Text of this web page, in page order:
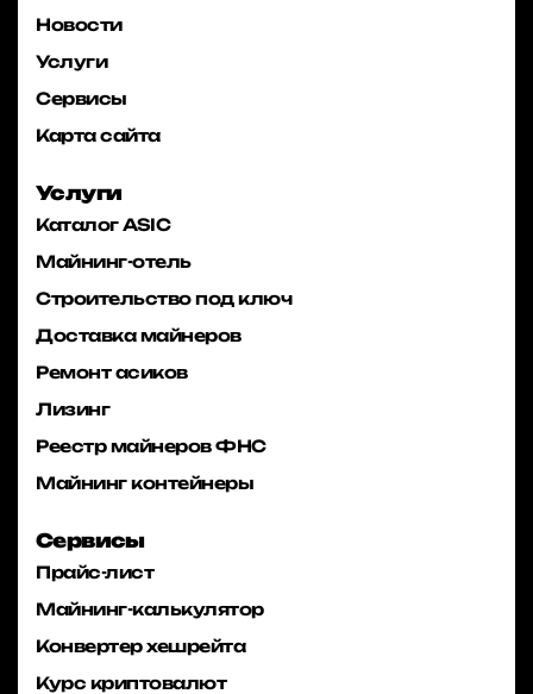
Новости
Услуги
Сервисы
Карта сайта
Услуги
Каталог ASIC
Майнинг-отель
Строительство под ключ
Доставка майнеров
Ремонт асиков
Лизинг
Реестр майнеров ФНС
Майнинг контейнеры
Сервисы
Прайс-лист
Майнинг-калькулятор
Конвертер хешрейта
Курс криптовалют